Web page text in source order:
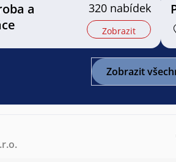
a
320 nabídek
Zobrazit
Zobrazit